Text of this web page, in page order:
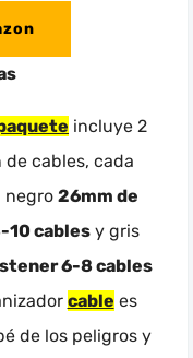
incluye 2
cables, cada
negro 26mm de
10 cables y gris
6-8 cables
cable es
de los peligros y